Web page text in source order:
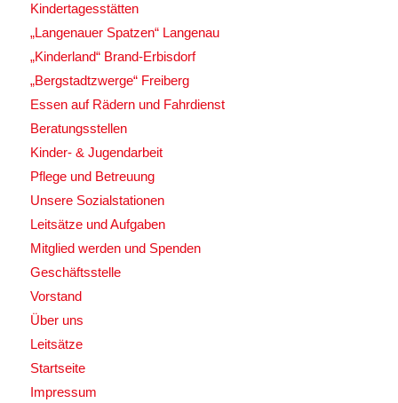
Kindertagesstätten
„Langenauer Spatzen“ Langenau
„Kinderland“ Brand-Erbisdorf
„Bergstadtzwerge“ Freiberg
Essen auf Rädern und Fahrdienst
Beratungsstellen
Kinder- & Jugendarbeit
Pflege und Betreuung
Unsere Sozialstationen
Leitsätze und Aufgaben
Mitglied werden und Spenden
Geschäftsstelle
Vorstand
Über uns
Leitsätze
Startseite
Impressum